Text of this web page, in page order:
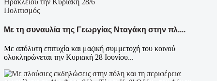
Πολιτισμός
Με τη συναυλία της Γεωργίας Νταγάκη στην πλ....
Με απόλυτη επιτυχία και μαζική συμμετοχή του κοινού
ολοκληρώνεται την Κυριακή 28 Ιουνίου...